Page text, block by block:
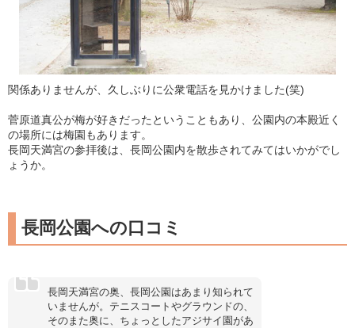
関係ありませんが、久しぶりに公衆電話を見かけました(笑)
菅原道真公が梅が好きだったということもあり、公園内の本殿近く
の場所には梅園もあります。
長岡天満宮の参拝後は、長岡公園内を散歩されてみてはいかがでし
ょうか。
長岡公園への口コミ
長岡天満宮の奥、長岡公園はあまり知られて
いませんが。テニスコートやグラウンドの、
そのまた奥に、ちょっとしたアジサイ園があ